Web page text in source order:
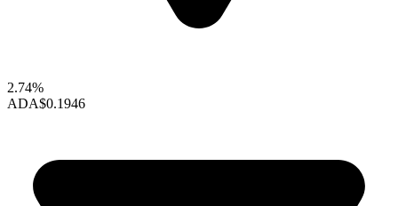
2.74%
ADA$0.1946